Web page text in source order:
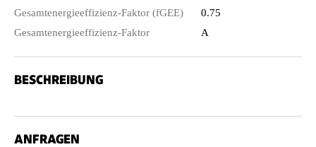
Gesamtenergieeffizienz-Faktor (fGEE)
0.75
Gesamtenergieeffizienz-Faktor
A
BESCHREIBUNG
ANFRAGEN